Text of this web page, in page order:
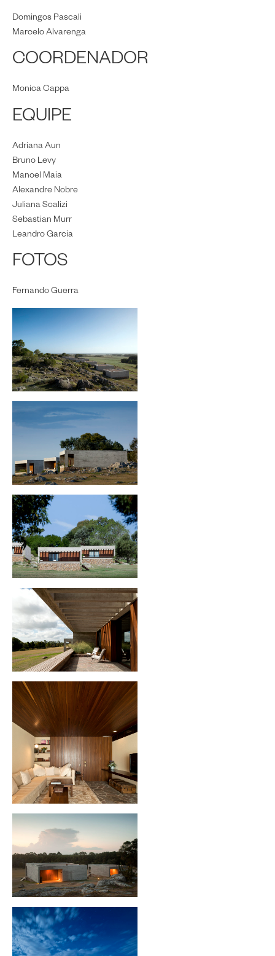
Domingos Pascali
Marcelo Alvarenga
COORDENADOR
Monica Cappa
EQUIPE
Adriana Aun
Bruno Levy
Manoel Maia
Alexandre Nobre
Juliana Scalizi
Sebastian Murr
Leandro Garcia
FOTOS
Fernando Guerra